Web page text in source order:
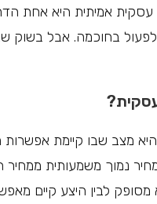
אמיתית היא אחת
בחוכמה. אבל בשוק
מצב שבו קיימת
נמוך משמעותית
מסופק לבין היצע קיים